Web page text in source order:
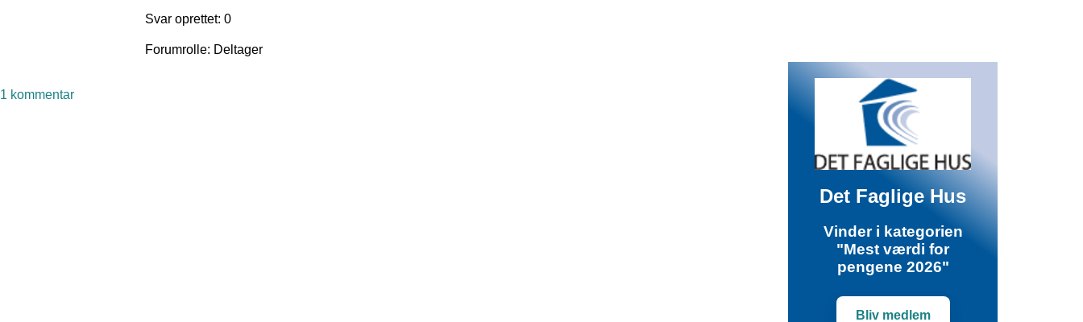
Svar oprettet: 0
Forumrolle: Deltager
1 kommentartil
Det Faglige Hus
Vinder i kategorien
"Mest værdi for
pengene 2026"
Bliv medlem